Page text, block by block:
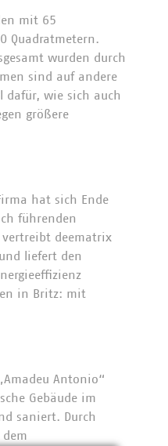
mit 65
Quadratmetern.
wurden durch
sind auf andere
dafür, wie sich auch
größere
hat sich Ende
führenden
vertreibt deematrix
liefert den
in Britz: mit
Antonio“
Gebäude im
saniert. Durch